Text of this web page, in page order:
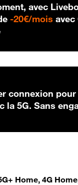
avec
-20€/mois 20 €
avec
connexion
la 5G. Sans
Home, 4G